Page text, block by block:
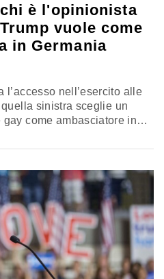
è l'opinionista
vuole come
in Germania
l’accesso nell’esercito alle
sinistra sceglie un
come ambasciatore in
amministrazione. Il
è…